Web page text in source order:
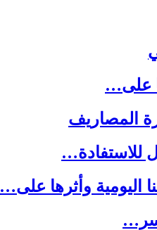
اليومية وأثرها على…